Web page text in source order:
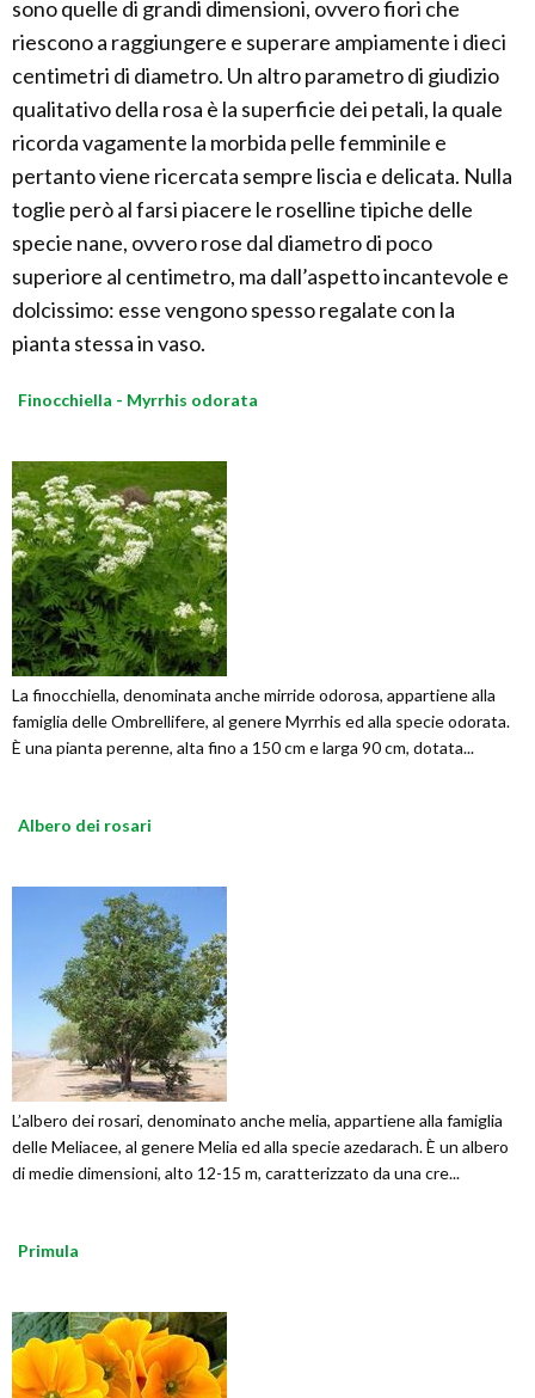
sono quelle di grandi dimensioni, ovvero fiori che
riescono a raggiungere e superare ampiamente i dieci
centimetri di diametro. Un altro parametro di giudizio
qualitativo della rosa è la superficie dei petali, la quale
ricorda vagamente la morbida pelle femminile e
pertanto viene ricercata sempre liscia e delicata. Nulla
toglie però al farsi piacere le roselline tipiche delle
specie nane, ovvero rose dal diametro di poco
superiore al centimetro, ma dall’aspetto incantevole e
dolcissimo: esse vengono spesso regalate con la
pianta stessa in vaso.
Finocchiella - Myrrhis odorata
La finocchiella, denominata anche mirride odorosa, appartiene alla
famiglia delle Ombrellifere, al genere Myrrhis ed alla specie odorata.
È una pianta perenne, alta fino a 150 cm e larga 90 cm, dotata...
Albero dei rosari
L’albero dei rosari, denominato anche melia, appartiene alla famiglia
delle Meliacee, al genere Melia ed alla specie azedarach. È un albero
di medie dimensioni, alto 12-15 m, caratterizzato da una cre...
Primula